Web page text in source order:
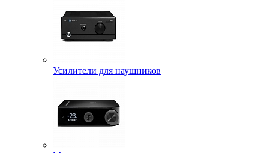
Усилители для наушников